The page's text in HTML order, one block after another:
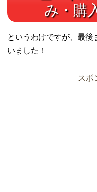
み・購
というわけですが、最後
いました！
スポ